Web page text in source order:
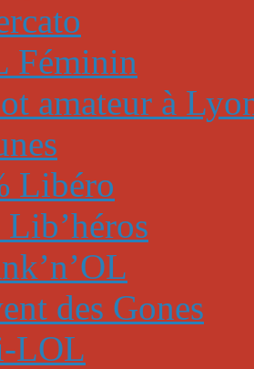
Féminin
amateur à
Libéro
des Gones
LOL